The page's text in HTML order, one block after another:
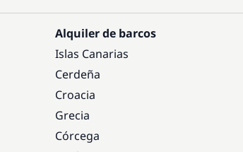
Alquiler de barcos
Islas Canarias
Cerdeña
Croacia
Grecia
Córcega